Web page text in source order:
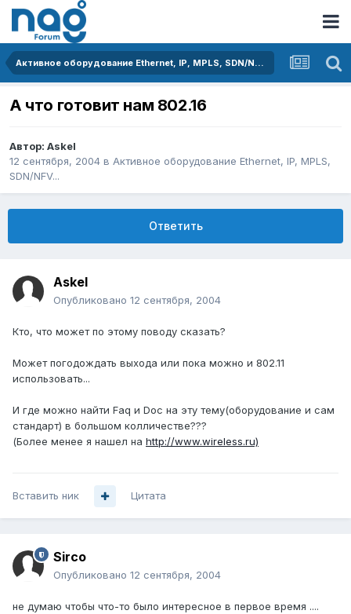
Активное оборудование Ethernet, IP, MPLS, SDN/NFV...
А что готовит нам 802.16
Автор: Askel
12 сентября, 2004 в Активное оборудование Ethernet, IP, MPLS,
SDN/NFV...
Ответить
Askel
Опубликовано 12 сентября, 2004
Кто, что может по этому поводу сказать?
Может погодождать выхода или пока можно и 802.11
использовать...
И где можно найти Faq и Doc на эту тему(оборудование и сам
стандарт) в большом колличестве???
(Более менее я нашел на http://www.wireless.ru)
Вставить ник Цитата
Sirco
Опубликовано 12 сентября, 2004
не думаю чтобы что-то было интересное в первое время ....